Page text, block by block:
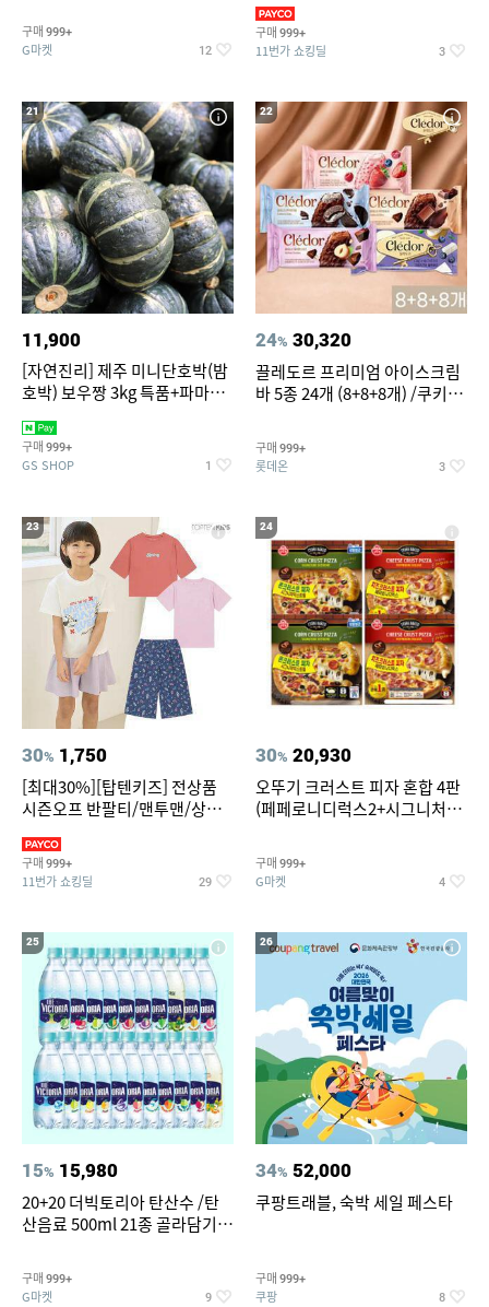
구매 999+
G마켓 12
구매 999+
11번가 쇼킹딜 3
21
11,900
[자연진리] 제주 미니단호박(밤
호박) 보우짱 3kg 특품+파마산
구매 999+
GS SHOP 1
22
24% 30,320
끌레도르 프리미엄 아이스크림
바 5종 24개 (8+8+8개) /쿠키앤
구매 999+
롯데온 3
23
30% 1,750
[최대30%][탑텐키즈] 전상품
시즌오프 반팔티/맨투맨/상하
구매 999+
11번가 쇼킹딜 29
24
30% 20,930
오뚜기 크러스트 피자 혼합 4판
(페페로니디럭스2+시그니처익
구매 999+
G마켓 4
25
15% 15,980
20+20 더빅토리아 탄산수 /탄
산음료 500ml 21종 골라담기
구매 999+
G마켓 9
26
34% 52,000
쿠팡트래블, 숙박 세일 페스타
구매 999+
쿠팡 8